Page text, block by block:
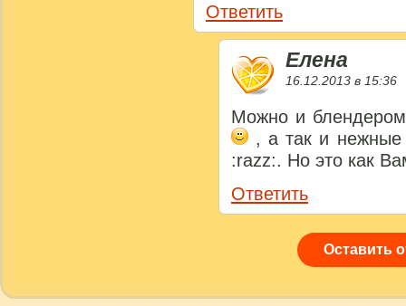
Ответить
Елена
16.12.2013 в 15:36
Можно и
, а так и нежные
:razz:. Но это как
Ответить
Оставить